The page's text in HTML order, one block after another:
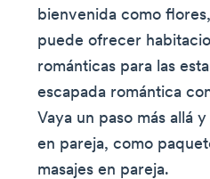
bienvenida como
puede ofrecer
románticas para las
escapada romántica
Vaya un paso más allá
en pareja, como
masajes en pareja.